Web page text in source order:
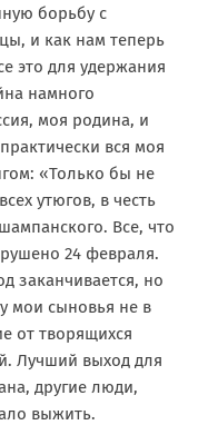
борьбу с
и как нам теперь
это для удержания
намного
моя родина, и
вся моя
«Только бы не
утюгов, в честь
Все, что
24 февраля.
заканчивается, но
мои сыновья не в
от творящихся
Лучший выход для
другие люди,
выжить.